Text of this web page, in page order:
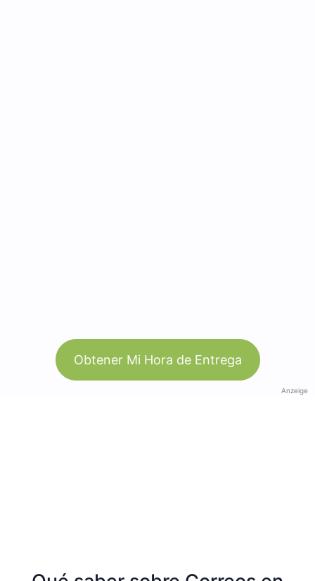
Obtener Mi Hora de Entrega
Anzeige